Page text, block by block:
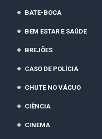
BATE-BOCA
BEM ESTAR E SAÚDE
BREJÕES
CASO DE POLÍCIA
CHUTE NO VÁCUO
CIÊNCIA
CINEMA